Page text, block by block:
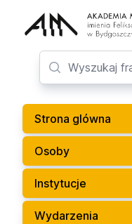
Strona glówna
Osoby
Instytucje
Wydarzenia